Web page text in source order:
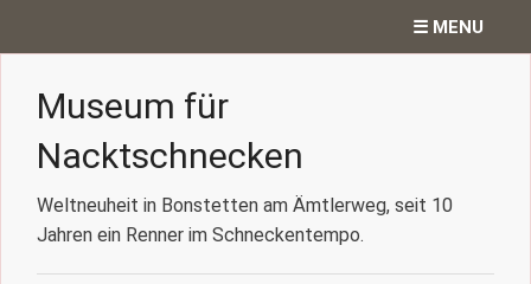
☰ MENU
Projekte
Ateliergedanken
Museum für
Nacktschnecken
Weltneuheit in Bonstetten am Ämtlerweg, seit 10
Jahren ein Renner im Schneckentempo.